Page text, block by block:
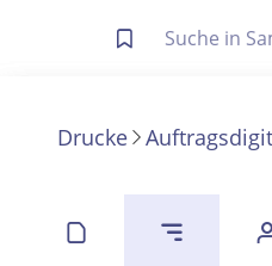
Die letzte Trefferliste besteht
Anzeigen
Drucke